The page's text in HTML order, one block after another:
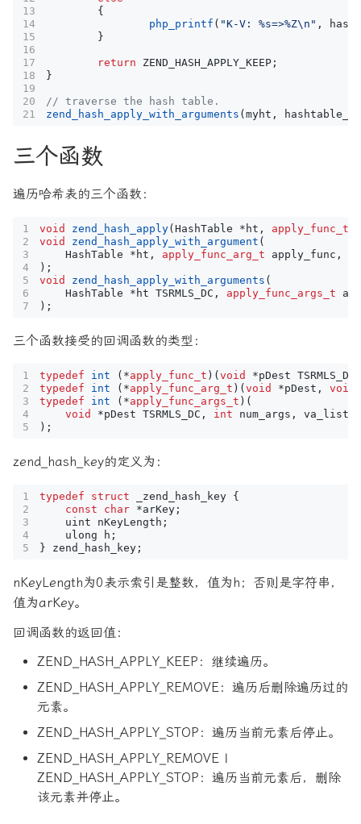
{
php_printf ( "K-V: %s=>%Z\n " ,
}
return ZEND_HASH_APPLY_KEEP ;
}
zend_hash_apply_with_arguments ( myht ,
三个函数
遍历哈希表的三个函数：
void zend_hash_apply( HashTable * ht , apply_func_t
void
zend_hash_apply_with_argument (
HashTable
* ht , apply_func_arg_t apply_func ,
);
void
zend_hash_apply_with_arguments (
HashTable
* ht TSRMLS_DC , apply_func_args_t
);
三个函数接受的回调函数的类型：
typedef int ( *apply_func_t )( void *pDest TSRMLS_DC
typedef
int ( *apply_func_arg_t )( void *pDest ,
void
typedef
int ( *apply_func_args_t )(
void
*pDest TSRMLS_DC , int num_args , va_list
);
zend_hash_key的定义为：
typedef struct _zend_hash_key {
const
char *arKey ;
uint
nKeyLength ;
ulong
h ;
}
zend_hash_key ;
nKeyLength为0表示索引是整数，值为h；否则是字符串，
值为arKey。
回调函数的返回值：
ZEND_HASH_APPLY_KEEP：继续遍历。
ZEND_HASH_APPLY_REMOVE：遍历后删除遍历过的
元素。
ZEND_HASH_APPLY_STOP：遍历当前元素后停止。
ZEND_HASH_APPLY_REMOVE |
ZEND_HASH_APPLY_STOP：遍历当前元素后，删除
该元素并停止。